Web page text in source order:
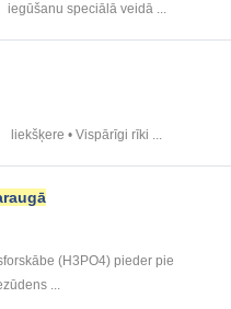
iegūšanu speciālā veidā ...
liekšķere • Vispārīgi rīki ...
(H3PO4) pieder pie
...